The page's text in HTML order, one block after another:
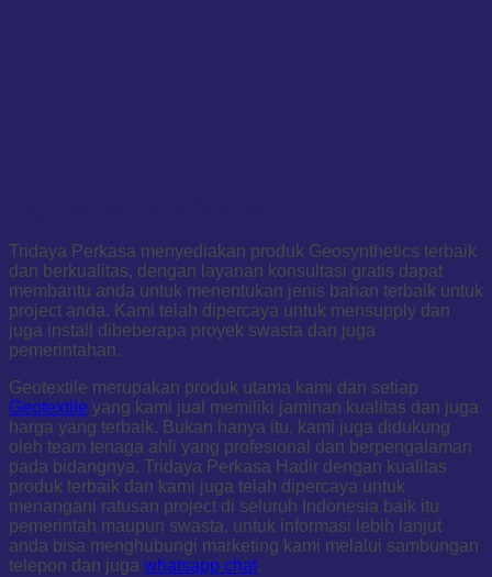
Tridaya Perkasa menyediakan produk Geosynthetics terbaik
dan berkualitas, dengan layanan konsultasi gratis dapat
membantu anda untuk menentukan jenis bahan terbaik untuk
project anda. Kami telah dipercaya untuk mensupply dan
juga install dibeberapa proyek swasta dan juga
pemerintahan.
Geotextile merupakan produk utama kami dan setiap
Geotextile yang kami jual memiliki jaminan kualitas dan juga
harga yang terbaik. Bukan hanya itu, kami juga didukung
oleh team tenaga ahli yang profesional dan berpengalaman
pada bidangnya. Tridaya Perkasa Hadir dengan kualitas
produk terbaik dan kami juga telah dipercaya untuk
menangani ratusan project di seluruh Indonesia baik itu
pemerintah maupun swasta, untuk informasi lebih lanjut
anda bisa menghubungi marketing kami melalui sambungan
telepon dan juga whatsapp chat.